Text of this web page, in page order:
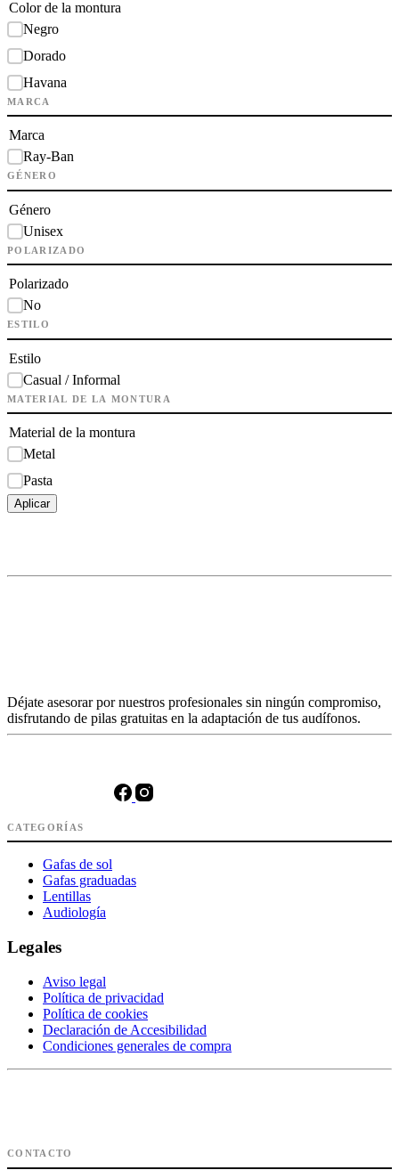
Color de la montura
Negro
Dorado
Havana
MARCA
Marca
Ray-Ban
GÉNERO
Género
Unisex
POLARIZADO
Polarizado
No
ESTILO
Estilo
Casual / Informal
MATERIAL DE LA MONTURA
Material de la montura
Metal
Pasta
Aplicar
Déjate asesorar por nuestros profesionales sin ningún compromiso,
disfrutando de pilas gratuitas en la adaptación de tus audífonos.
CATEGORÍAS
Gafas de sol
Gafas graduadas
Lentillas
Audiología
Legales
Aviso legal
Política de privacidad
Política de cookies
Declaración de Accesibilidad
Condiciones generales de compra
CONTACTO